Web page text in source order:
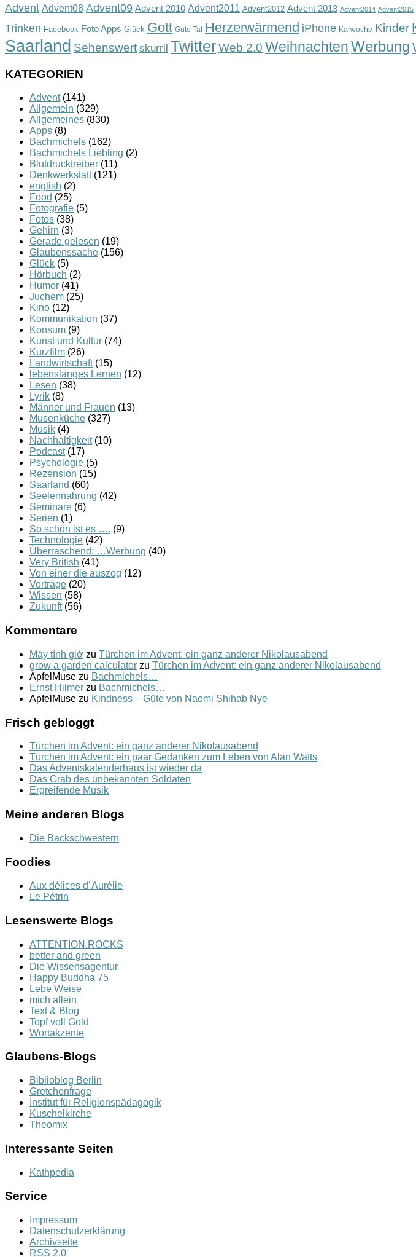
Advent Advent08 Advent09 Advent 2010 Advent2011 Advent2012 Advent 2013 Advent2014 Advent2015
Trinken Facebook Foto Apps Glück Gott Gute Tat Herzerwärmend iPhone Karwoche Kinder
Saarland Sehenswert skurril TwitterWeb 2.0 WeihnachtenWerbung
KATEGORIEN
Advent(141)
Allgemein (329)
Allgemeines (830)
Apps (8)
Bachmichels (162)
Bachmichels Liebling (2)
Blutdrucktreiber (11)
Denkwerkstatt(121)
english (2)
Food (25)
Fotografie (5)
Fotos (38)
Gehirn (3)
Gerade gelesen (19)
Glaubenssache (156)
Glück (5)
Hörbuch (2)
Humor (41)
Juchem (25)
Kino (12)
Kommunikation (37)
Konsum (9)
Kunst und Kultur (74)
Kurzfilm (26)
Landwirtschaft(15)
lebenslanges Lernen (12)
Lesen (38)
Lyrik (8)
Männer und Frauen (13)
Musenküche (327)
Musik (4)
Nachhaltigkeit(10)
Podcast(17)
Psychologie (5)
Rezension (15)
Saarland (60)
Seelennahrung (42)
Seminare (6)
Serien (1)
So schön ist es …. (9)
Technologie (42)
Überraschend: …Werbung (40)
Very British (41)
Von einer die auszog (12)
Vorträge (20)
Wissen (58)
Zukunft(56)
Kommentare
Máy tính giờ zu Türchen im Advent: ein ganz anderer Nikolausabend
grow a garden calculator zu Türchen im Advent: ein ganz anderer Nikolausabend
ApfelMuse zu Bachmichels…
Ernst Hilmer zu Bachmichels…
ApfelMuse zu Kindness – Güte von Naomi Shihab Nye
Frisch gebloggt
Türchen im Advent: ein ganz anderer Nikolausabend
Türchen im Advent: ein paar Gedanken zum Leben von Alan Watts
Das Adventskalenderhaus ist wieder da
Das Grab des unbekannten Soldaten
Ergreifende Musik
Meine anderen Blogs
Die Backschwestern
Foodies
Aux délices d´Aurélie
Le Pétrin
Lesenswerte Blogs
ATTENTION.ROCKS
better and green
Die Wissensagentur
Happy Buddha 75
Lebe Weise
mich allein
Text & Blog
Topf voll Gold
Wortakzente
Glaubens-Blogs
Biblioblog Berlin
Gretchenfrage
Institut für Religionspädagogik
Kuschelkirche
Theomix
Interessante Seiten
Kathpedia
Service
Impressum
Datenschutzerklärung
Archivseite
RSS 2.0